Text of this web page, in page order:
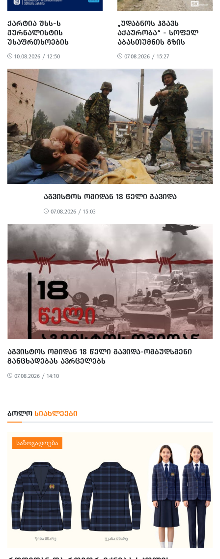
ᲥᲐᲠᲢᲘᲐ ᲨᲡᲡ-Ს
ᲟᲣᲠᲜᲐᲚᲘᲡᲢᲘᲡ
ᲣᲡᲐᲤᲠᲗᲮᲝᲔᲑᲘᲡ
ᲣᲖᲠᲣᲜᲕᲔᲚᲧᲝᲤᲘᲡᲙᲔᲜ
ᲛᲝᲣᲬᲝᲓᲔᲑᲡ
10.08.2026 / 12:50
„ᲣᲓᲐᲑᲜᲝᲡ ᲰᲒᲐᲕᲡ
ᲐᲥᲐᲣᲠᲝᲑᲐ“ - ᲡᲝᲤᲔᲚ
ᲐᲑᲐᲡᲗᲣᲛᲜᲘᲡ ᲒᲖᲘᲡ
ᲠᲔᲐᲑᲘᲚᲘᲢᲐᲪᲘᲐ ᲓᲐ
ᲛᲝᲡᲐᲮᲚᲔᲝᲑᲘᲡ
ᲞᲠᲝᲢᲔᲡᲢᲘ
07.08.2026 / 15:27
ᲐᲒᲕᲘᲡᲢᲝᲡ ᲝᲛᲘᲓᲐᲜ 18 ᲬᲔᲚᲘ ᲒᲐᲕᲘᲓᲐ
07.08.2026 / 15:03
ᲐᲒᲕᲘᲡᲢᲝᲡ ᲝᲛᲘᲓᲐᲜ 18 ᲬᲔᲚᲘ ᲒᲐᲕᲘᲓᲐ-ᲝᲛᲑᲣᲓᲡᲛᲔᲜᲘ
ᲒᲐᲜᲪᲮᲐᲓᲔᲑᲐᲡ ᲐᲕᲠᲪᲔᲚᲔᲑᲡ
07.08.2026 / 14:10
ᲑᲝᲚᲝ ᲡᲘᲐᲮᲚᲔᲔᲑᲘ